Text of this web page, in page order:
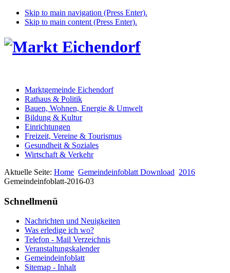
Skip to main navigation (Press Enter).
Skip to main content (Press Enter).
Marktgemeinde Eichendorf
Rathaus & Politik
Bauen, Wohnen, Energie & Umwelt
Bildung & Kultur
Einrichtungen
Freizeit, Vereine & Tourismus
Gesundheit & Soziales
Wirtschaft & Verkehr
Aktuelle Seite: Home Gemeindeinfoblatt Download 2016
Gemeindeinfoblatt-2016-03
Schnellmenü
Nachrichten und Neuigkeiten
Was erledige ich wo?
Telefon - Mail Verzeichnis
Veranstaltungskalender
Gemeindeinfoblatt
Sitemap - Inhalt